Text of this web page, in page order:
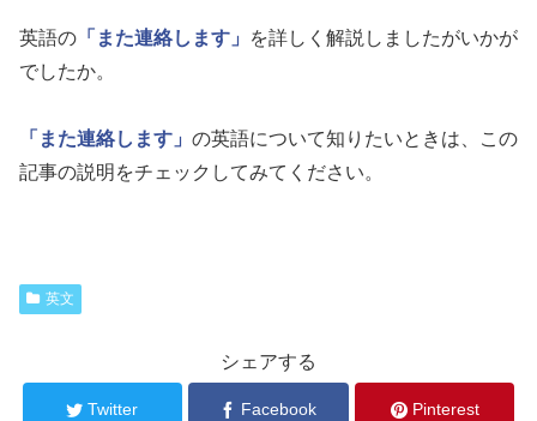
英語の 「また連絡します」
を詳しく解説しましたがいかが
でしたか。
「また連絡します」 の英語について知りたいときは、この
記事の説明をチェックしてみてください。
英文
シェアする
Twitter Facebook Pinterest